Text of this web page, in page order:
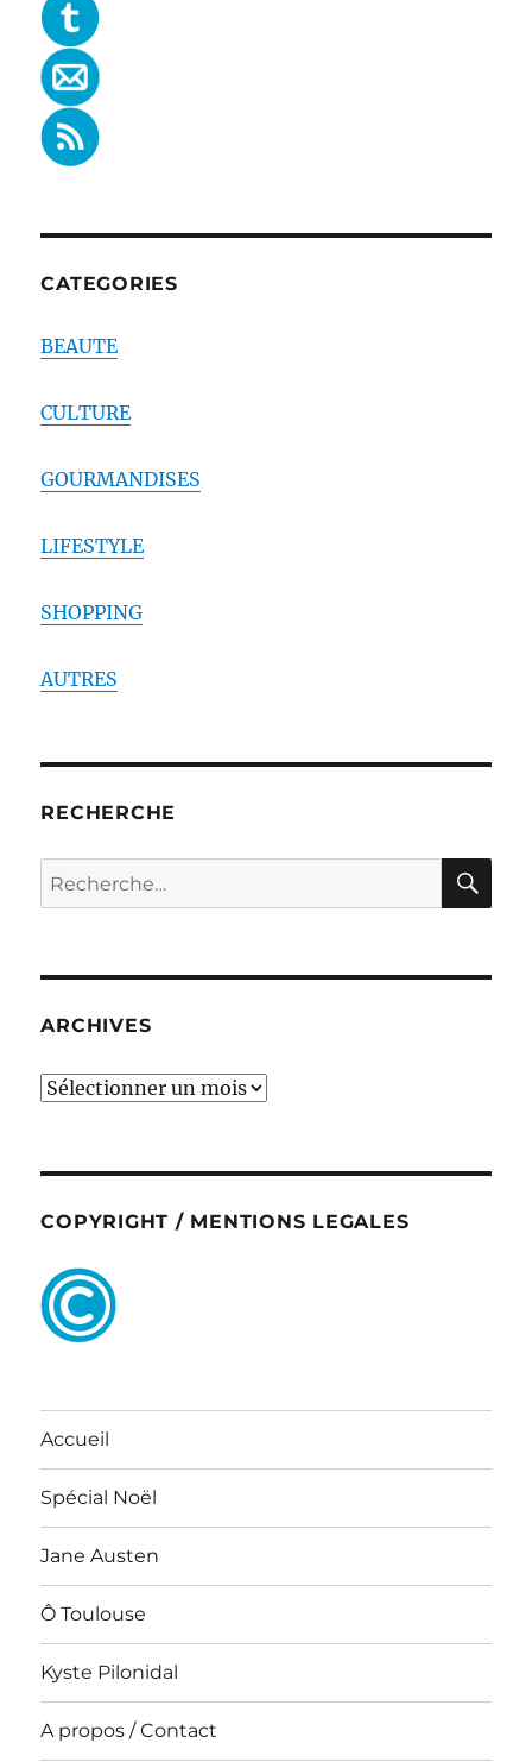
CATEGORIES
BEAUTE
CULTURE
GOURMANDISES
LIFESTYLE
SHOPPING
AUTRES
RECHERCHE
Recherche
pour :
ARCHIVES
ARCHIVES
COPYRIGHT / MENTIONS LEGALES
Accueil
Spécial Noël
Jane Austen
Ô Toulouse
Kyste Pilonidal
A propos / Contact